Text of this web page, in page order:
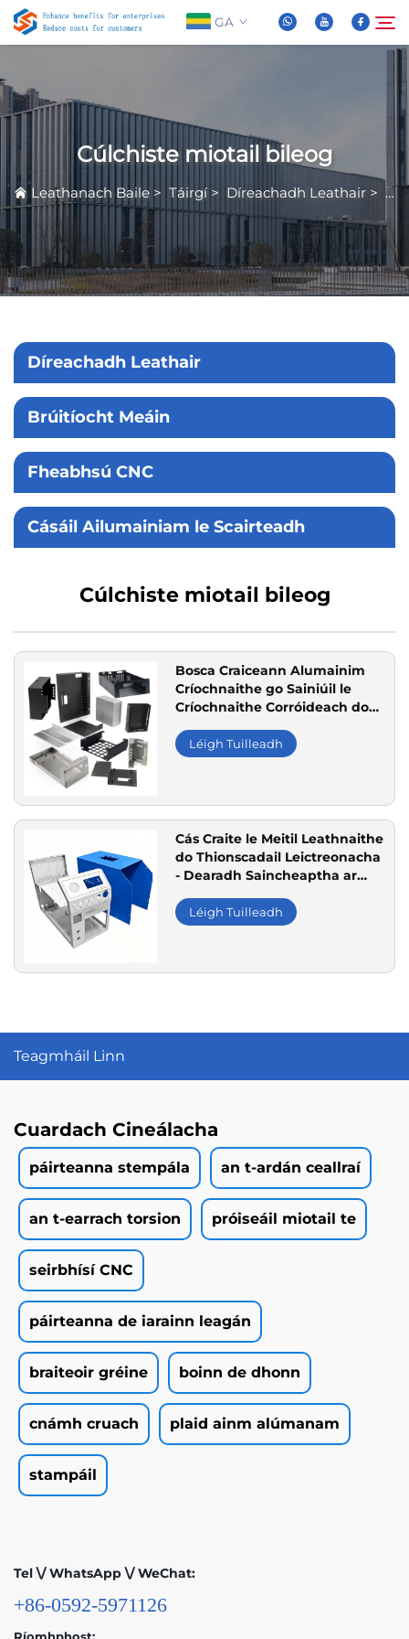
GA
Maidir Linn
Nuachta
FAQ
Teasáil Linn
Cúlchiste miotail bileog
Leathanach Baile > Táirgí > Díreachadh Leathair >
Díreachadh Leathair
Brúitíocht Meáin
Fheabhsú CNC
Cásáil Ailumainiam le Scairteadh
Cúlchiste miotail bileog
Bosca Craiceann Alumainim
Críochnaithe go Sainiúil le
Críochnaithe Corróideach do
Téileachumarsáide, Cásanna
Láimhseála Leathraic Mheatail
Léigh Tuilleadh
Cás Craite le Meitil Leathnaithe
do Thionscadail Leictreonacha
- Dearadh Saincheaptha ar
Meitil do Thioncamh Teleacmh
Léigh Tuilleadh
Teagmháil Linn
Cuardach Cineálacha
páirteanna stempála an t-ardán ceallraí
an t-earrach torsion próiseáil miotail te
seirbhísí CNC
páirteanna de iarainn leagán
braiteoir gréine boinn de dhonn
cnámh cruach plaid ainm alúmanam
stampáil
Tel \/ WhatsApp \/ WeChat:
+86-0592-5971126